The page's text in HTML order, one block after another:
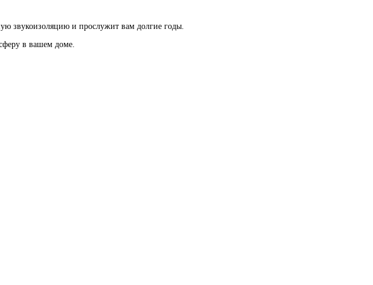
звукоизоляцию и прослужит вам долгие годы.
в вашем доме.